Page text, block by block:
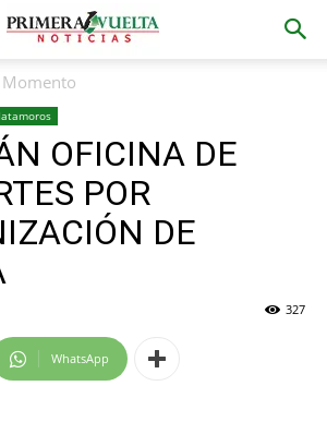
OFICINA DE
POR
DE
327
WhatsApp